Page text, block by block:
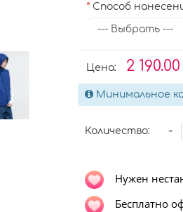
Способ
Цена: 2
Минимальное
Количество: -
Нужен
Бесплатно